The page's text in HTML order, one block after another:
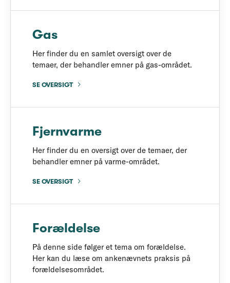
Gas
Her finder du en samlet oversigt over de
temaer, der behandler emner på gas-området.
SE OVERSIGT
Fjernvarme
Her finder du en oversigt over de temaer, der
behandler emner på varme-området.
SE OVERSIGT
Forældelse
På denne side følger et tema om forældelse.
Her kan du læse om ankenævnets praksis på
forældelsesområdet.